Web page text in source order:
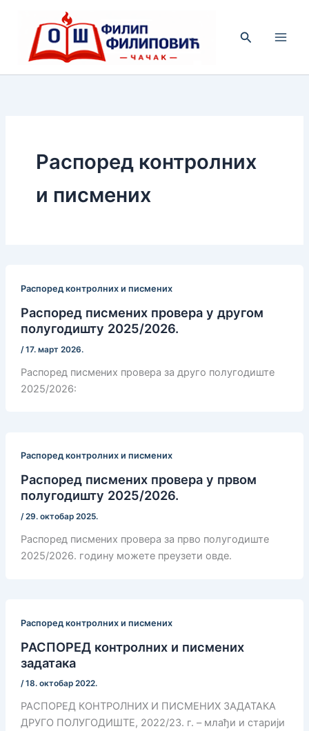
садржај
Претрага
Распоред контролних
и писмених
Распоред контролних и писмених
Распоред писмених провера у другом
полугодишту 2025/2026.
/17. март 2026.
Распоред писмених провера за друго полугодиште
2025/2026:
Распоред контролних и писмених
Распоред писмених провера у првом
полугодишту 2025/2026.
/29. октобар 2025.
Распоред писмених провера за прво полугодиште
2025/2026. годину можете преузети овде.
Распоред контролних и писмених
РАСПОРЕД контролних и писмених
задатака
/18. октобар 2022.
РАСПОРЕД КОНТРОЛНИХ И ПИСМЕНИХ ЗАДАТАКА
ДРУГО ПОЛУГОДИШТЕ, 2022/23. г. – млађи и старији